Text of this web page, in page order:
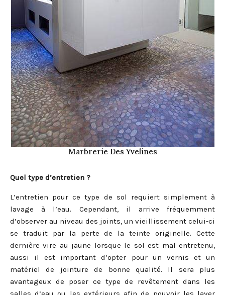
Marbrerie Des Yvelines
Quel type d’entretien ?
L’entretien pour ce type de sol requiert simplement à
lavage à l’eau. Cependant, il arrive fréquemment
d’observer au niveau des joints, un vieillissement celui-ci
se traduit par la perte de la teinte originelle. Cette
dernière vire au jaune lorsque le sol est mal entretenu,
aussi il est important d’opter pour un vernis et un
matériel de jointure de bonne qualité. Il sera plus
avantageux de poser ce type de revêtement dans les